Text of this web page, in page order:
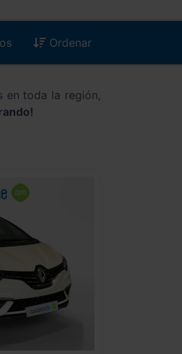
Ordenar
en toda la región,